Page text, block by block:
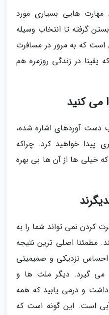
هایی بسیاری مورد
گرفته تا انتخاب وسیله
است که به مرور در مسافرت
یقینا در زندگی روزمره هم
آوردهای اشاره شده،
پیدا خواهید کرد. چراکه
خیلی ها از آن ها بی بهره
کردن نمی تواند شما را به
مطمئنا اصلی ترین نتیجه
احساس نزدیکی و صمیمیتی
گیرد. دیگر ملت ها و
و درمی یابید که همه
است. این گونه است که